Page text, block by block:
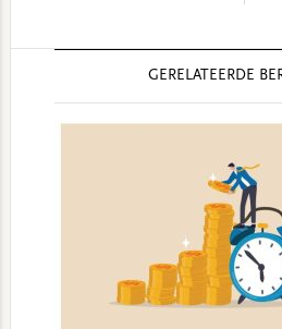
GERELATEERDE